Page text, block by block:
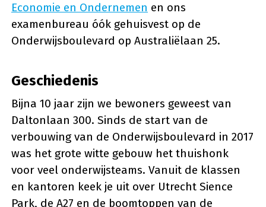
Economie en Ondernemen en ons
examenbureau óók gehuisvest op de
Onderwijsboulevard op Australiëlaan 25.
Geschiedenis
Bijna 10 jaar zijn we bewoners geweest van
Daltonlaan 300. Sinds de start van de
verbouwing van de Onderwijsboulevard in 2017
was het grote witte gebouw het thuishonk
voor veel onderwijsteams. Vanuit de klassen
en kantoren keek je uit over Utrecht Sience
Park, de A27 en de boomtoppen van de